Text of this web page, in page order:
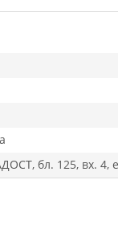
бл. 125, вх. 4,